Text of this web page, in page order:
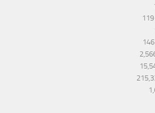
119
146